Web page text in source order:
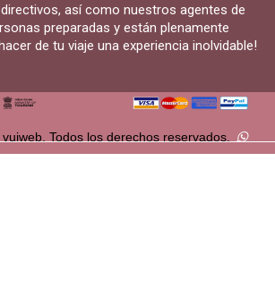
así como nuestros agentes de
preparadas y están plenamente
de tu viaje una experiencia inolvidable!
Todos los derechos reservados.